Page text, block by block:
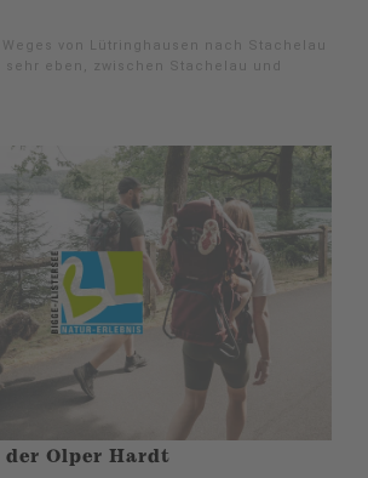
Weges von Lütringhausen nach Stachelau
eben, zwischen Stachelau und
Olper Hardt